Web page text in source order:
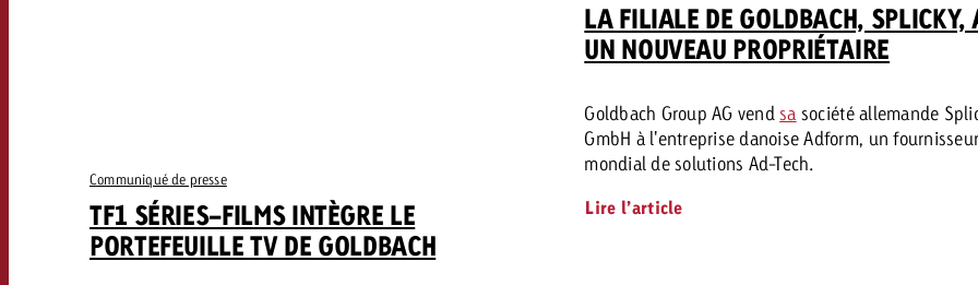
Communiqué de presse
TF1 SÉRIES-FILMS INTÈGRE LE
PORTEFEUILLE TV DE GOLDBACH
LA FILIALE DE GOLDBACH, SPLICKY,
UN NOUVEAU PROPRIÉTAIRE
Goldbach Group AG vendsa société allemande
GmbH à l'entreprise danoise Adform, un fournisseur
mondial de solutions Ad-Tech.
Lire l’article